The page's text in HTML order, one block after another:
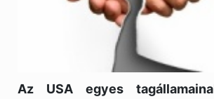
Az USA egyes